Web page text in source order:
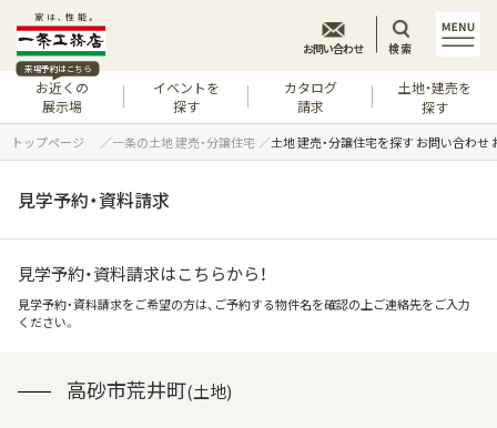
来場予約はこちら
お近くの
展示場
イベントを
探す
カタログ
請求
土地・建売を
探す
お問い合わせ 検索
トップページ 一条の土地 建売・分譲住宅 土地 建売・分譲住宅を探す お問い合わせ
見学予約・資料請求
見学予約・資料請求はこちらから！
見学予約・資料請求をご希望の方は、ご予約する物件名を確認の上ご連絡先をご入力
ください。
高砂市荒井町(土地)